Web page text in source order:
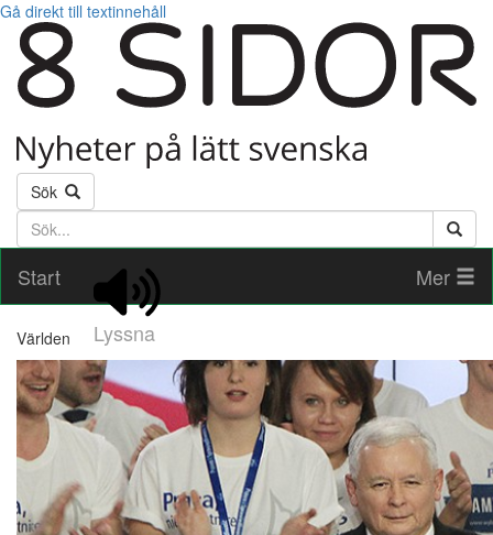
Gå direkt till textinnehåll
Sök
Söktext
Start
Lyssna
Mer
Världen